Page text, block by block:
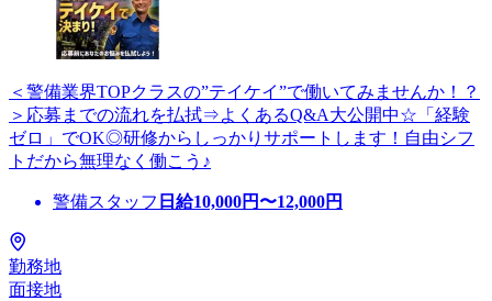
＜警備業界TOPクラスの”テイケイ”で働いてみませんか！？
＞応募までの流れを払拭⇒よくあるQ&A大公開中☆「経験
ゼロ」でOK◎研修からしっかりサポートします！自由シフ
トだから無理なく働こう♪
警備スタッフ 日給10,000円〜12,000円
勤務地
面接地